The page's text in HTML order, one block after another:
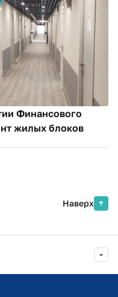
Финансового
жилых блоков
Наверх
портал